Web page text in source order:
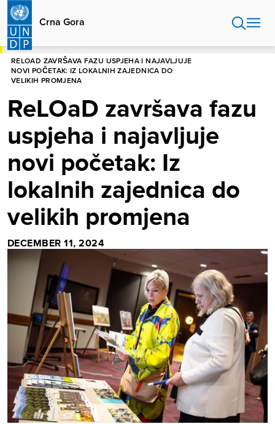
Skip
main
content
Crna Gora
HOME
RELOAD ZAVRŠAVA FAZU USPJEHA I NAJAVLJUJE
NOVI POČETAK: IZ LOKALNIH ZAJEDNICA DO
VELIKIH PROMJENA
ReLOaD završava fazu
uspjeha i najavljuje
novi početak: Iz
lokalnih zajednica do
velikih promjena
DECEMBER 11, 2024